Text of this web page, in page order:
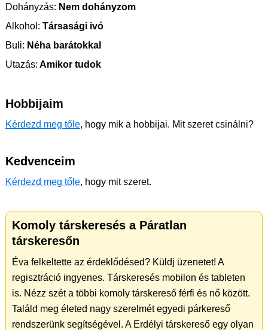
Dohányzás: Nem dohányzom
Alkohol: Társasági ivó
Buli: Néha barátokkal
Utazás: Amikor tudok
Hobbijaim
Kérdezd meg tőle, hogy mik a hobbijai. Mit szeret csinálni?
Kedvenceim
Kérdezd meg tőle, hogy mit szeret.
Komoly társkeresés a Páratlan
társkeresőn
Éva felkeltette az érdeklődésed? Küldj üzenetet! A
regisztráció ingyenes. Társkeresés mobilon és tableten
is. Nézz szét a többi komoly társkereső férfi és nő között.
Találd meg életed nagy szerelmét egyedi párkereső
rendszerünk segítségével. A Erdélyi társkereső egy olyan